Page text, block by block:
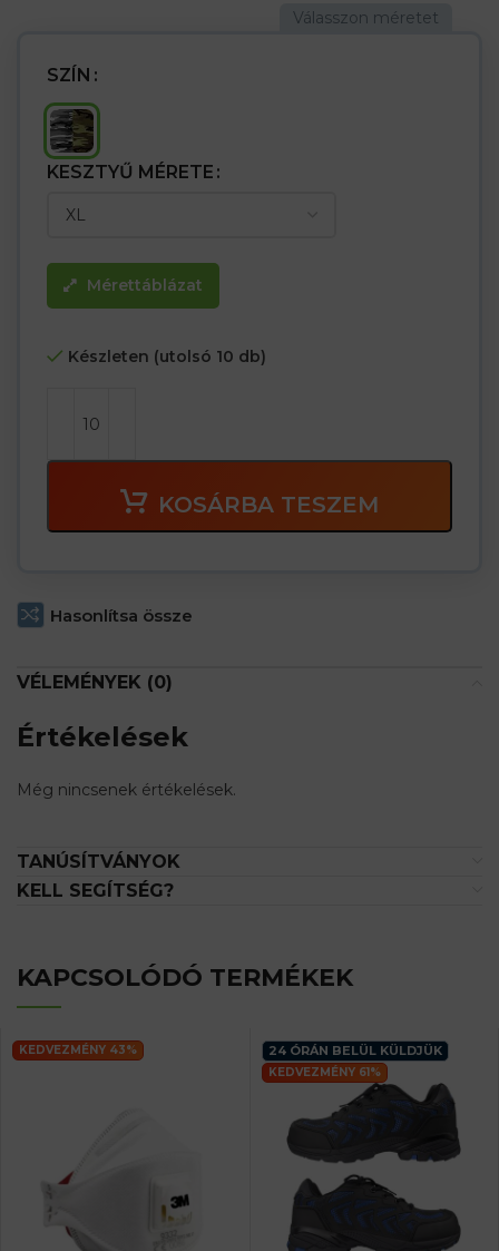
és ellenállást mutatnak. kopáshoz
– Erdészetben használják
SZÍN
KESZTYŰ MÉRETE
Mérettáblázat
Készleten (utolsó 10 db)
KOSÁRBA TESZEM
Hasonlítsa össze
VÉLEMÉNYEK (0)
Értékelések
Még nincsenek értékelések.
TANÚSÍTVÁNYOK
KELL SEGÍTSÉG?
KAPCSOLÓDÓ TERMÉKEK
KEDVEZMÉNY 43% 24 ÓRÁN BELÜL KÜLDJÜK
KEDVEZMÉNY 61%